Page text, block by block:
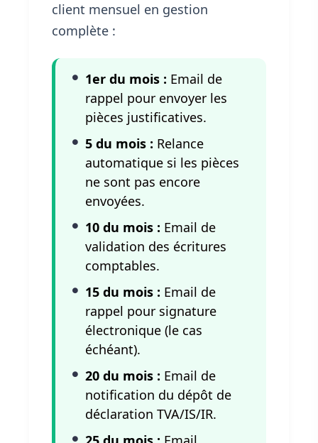
client mensuel en gestion
complète :
1er du mois : Email de
rappel pour envoyer les
pièces justificatives.
5 du mois : Relance
automatique si les pièces
ne sont pas encore
envoyées.
10 du mois : Email de
validation des écritures
comptables.
15 du mois : Email de
rappel pour signature
électronique (le cas
échéant).
20 du mois : Email de
notification du dépôt de
déclaration TVA/IS/IR.